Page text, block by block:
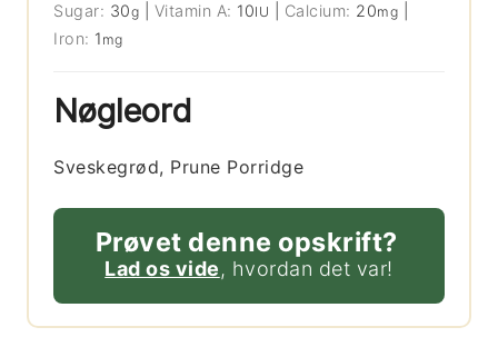
Sugar: 30g Vitamin A: 10IU Calcium: 20mg
Iron: 1 mg
Nøgleord
Sveskegrød, Prune Porridge
Prøvet denne opskrift?
Lad os vide, hvordan det var!